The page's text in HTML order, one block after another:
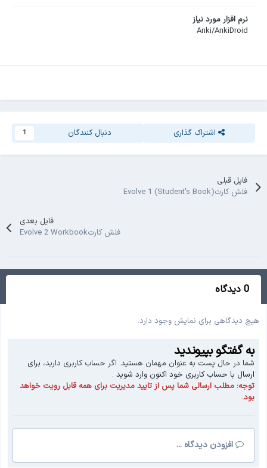
نرم افزار مورد نیاز
Anki/AnkiDroid
اشتراک گذاری دنبال کنندگان 1
فایل قبلی
فلش کارتEvolve 1 (Student's Book)
فایل بعدی
فلش کارتEvolve 2 Workbook
0 دیدگاه
هیچ دیدگاهی برای نمایش وجود دارد.
به گفتگو بپیوندید
شما در حال پست به عنوان مهمان هستید. اگر حساب کاربری دارید، برای
ارسال با حساب کاربری خود اکنون وارد شوید .
توجه: مطلب ارسالی شما پس از تایید مدیریت برای همه قابل رویت خواهد
بود.
افزودن دیدگاه ...